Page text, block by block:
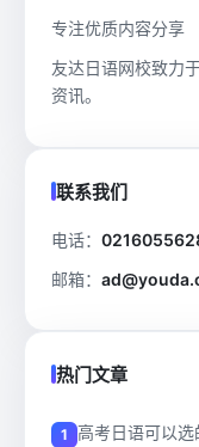
专注优质内容分享
友达日语网校致力
资讯。
联系我们
电话：
邮箱：
热门文章
高考日语可以选